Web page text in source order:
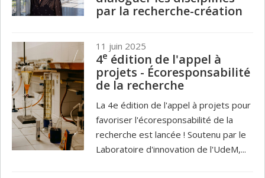
par la recherche-création
11 juin 2025
4e édition de l'appel à
projets - Écoresponsabilité
de la recherche
La 4e édition de l'appel à projets pour
favoriser l'écoresponsabilité de la
recherche est lancée ! Soutenu par le
Laboratoire d'innovation de l'UdeM,...